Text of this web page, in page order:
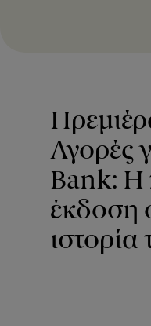
Αγορές
Bank: Η
έκδοση
ιστορία